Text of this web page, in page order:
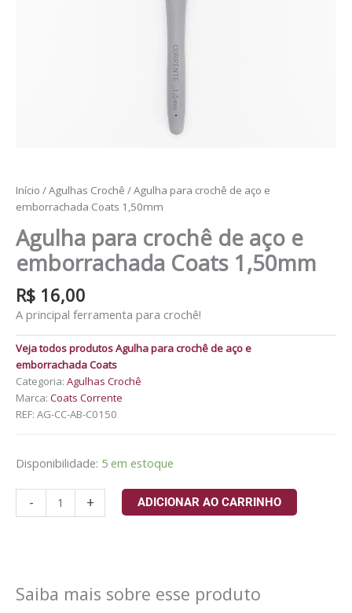
Início /Agulhas Crochê / Agulha para crochê de aço e
emborrachada Coats 1,50mm
Agulha para crochê de aço e
emborrachada Coats 1,50mm
R$ 16,00
A principal ferramenta para crochê!
Veja todos produtos Agulha para crochê de aço e
emborrachada Coats
Categoria: Agulhas Crochê
Marca: Coats Corrente
REF: AG-CC-AB-C0150
Disponibilidade: 5 em estoque
- + ADICIONAR AO CARRINHO
Saiba mais sobre esse produto